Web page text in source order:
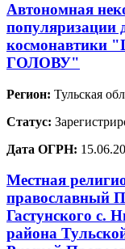
Автономная
популяризации
космонавтики
ГОЛОВУ"
Регион: Тульская
Статус:
Дата ОГРН:
Местная
православный
Гастунского с.
района